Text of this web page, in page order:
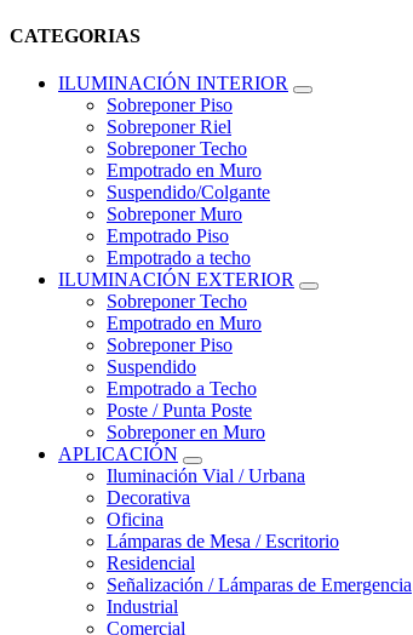
CATEGORIAS
ILUMINACIÓN INTERIOR
Sobreponer Piso
Sobreponer Riel
Sobreponer Techo
Empotrado en Muro
Suspendido/Colgante
Sobreponer Muro
Empotrado Piso
Empotrado a techo
ILUMINACIÓN EXTERIOR
Sobreponer Techo
Empotrado en Muro
Sobreponer Piso
Suspendido
Empotrado a Techo
Poste / Punta Poste
Sobreponer en Muro
APLICACIÓN
Iluminación Vial / Urbana
Decorativa
Oficina
Lámparas de Mesa / Escritorio
Residencial
Señalización / Lámparas de Emergencia
Industrial
Comercial